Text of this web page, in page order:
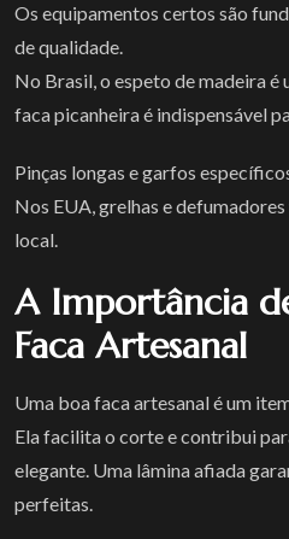
Os equipamentos certos são
de qualidade.
No Brasil, o espeto de madeira
faca picanheira é indispensável
Pinças longas e garfos
Nos EUA, grelhas e
local.
A Importância
Faca Artesanal
Uma boa faca artesanal é um
Ela facilita o corte e contribui
elegante. Uma lâmina afiada
perfeitas.